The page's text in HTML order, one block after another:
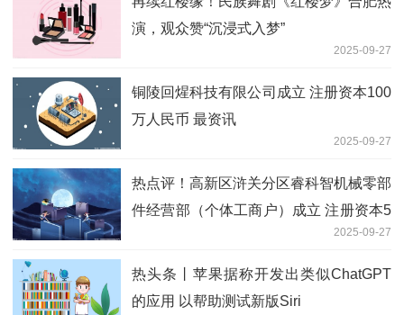
演，观众赞“沉浸式入梦”
2025-09-27
铜陵回煋科技有限公司成立 注册资本100
万人民币 最资讯
2025-09-27
热点评！高新区浒关分区睿科智机械零部
件经营部（个体工商户）成立 注册资本5
2025-09-27
热头条丨苹果据称开发出类似ChatGPT
的应用 以帮助测试新版Siri